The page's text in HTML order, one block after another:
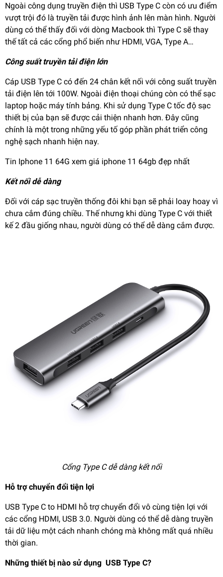
Ngoài công dụng truyền điện thì USB Type C còn có ưu điểm
vượt trội đó là truyền tải được hình ảnh lên màn hình. Người
dùng có thể thấy đối với dòng Macbook thì Type C sẽ thay
thế tất cả các cổng phổ biến như HDMI, VGA, Type A…
Công suất truyền tải điện lớn
Cáp USB Type C có đến 24 chân kết nối với công suất truyền
tải điện lên tới 100W. Ngoài điện thoại chúng còn có thể sạc
laptop hoặc máy tính bảng. Khi sử dụng Type C tốc độ sạc
thiết bị của bạn sẽ được cải thiện nhanh hơn. Đây cũng
chính là một trong những yếu tố góp phần phát triển công
nghệ sạch nhanh hiện nay.
Tin Iphone 11 64G xem giá iphone 11 64gb đẹp nhất
Kết nối dễ dàng
Đối với cáp sạc truyền thống đôi khi bạn sẽ phải loay hoay vì
chưa cắm đúng chiều. Thế nhưng khi dùng Type C với thiết
kế 2 đầu giống nhau, người dùng có thể dễ dàng cắm được.
Cổng Type C dễ dàng kết nối
Hỗ trợ chuyển đổi tiện lợi
USB Type C to HDMI hỗ trợ chuyển đổi vô cùng tiện lợi với
các cổng HDMI, USB 3.0. Người dùng có thể dễ dàng truyền
tải dữ liệu một cách nhanh chóng mà không mất quá nhiều
thời gian.
Những thiết bị nào sử dụng USB Type C?